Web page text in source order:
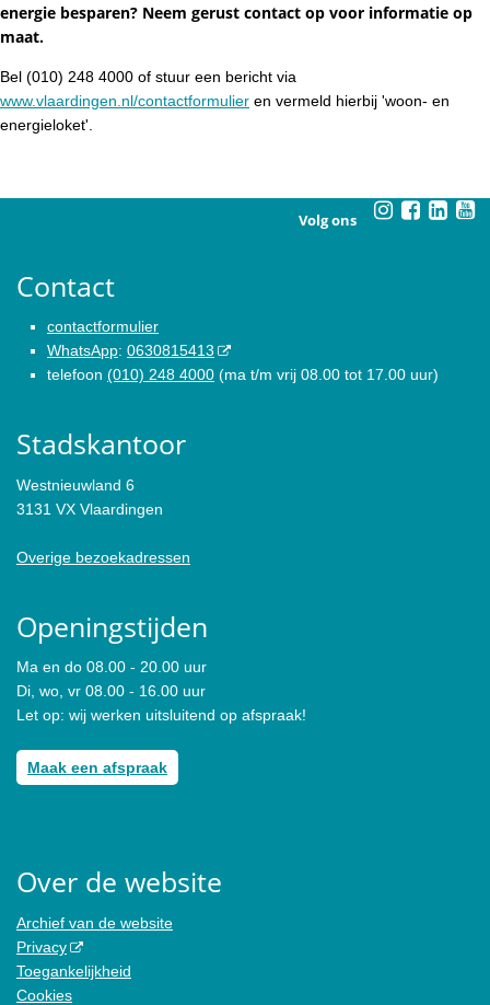
energie besparen? Neem gerust contact op voor informatie op
maat.
Bel (010) 248 4000 of stuur een bericht via
www.vlaardingen.nl/contactformulier en vermeld hierbij 'woon- en
energieloket'.
Volg ons
Contact
contactformulier
WhatsApp: 0630815413
telefoon (010) 248 4000 (ma t/m vrij 08.00 tot 17.00 uur)
Stadskantoor
Westnieuwland 6
3131 VX Vlaardingen
Overige bezoekadressen
Openingstijden
Ma en do 08.00 - 20.00 uur
Di, wo, vr 08.00 - 16.00 uur
Let op: wij werken uitsluitend op afspraak!
Maak een afspraak
Over de website
Archief van de website
Privacy
Toegankelijkheid
Cookies